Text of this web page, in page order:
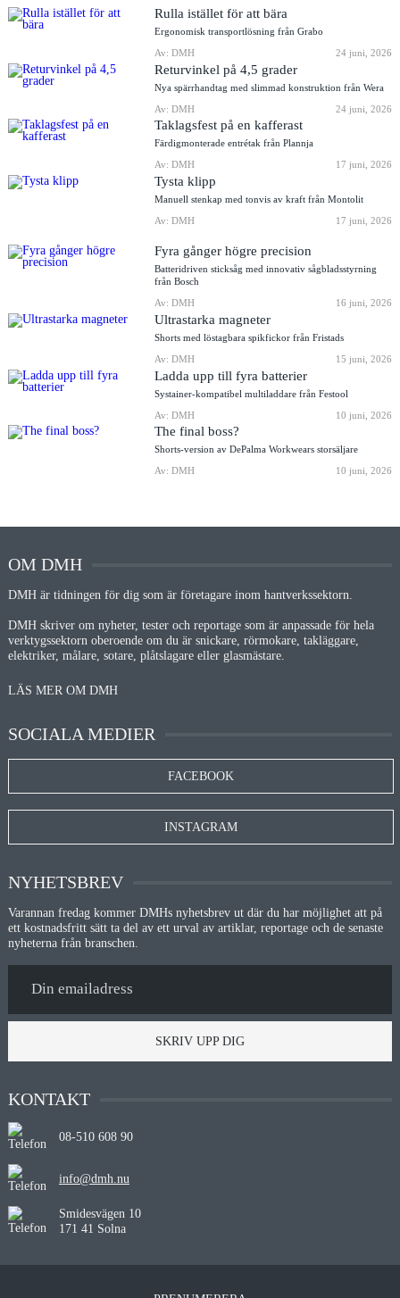
Rulla istället för att bära
Ergonomisk transportlösning från Grabo
Av: DMH
24 juni, 2026
Returvinkel på 4,5 grader
Nya spärrhandtag med slimmad konstruktion från Wera
Av: DMH
24 juni, 2026
Taklagsfest på en kafferast
Färdigmonterade entrétak från Plannja
Av: DMH
17 juni, 2026
Tysta klipp
Manuell stenkap med tonvis av kraft från Montolit
Av: DMH
17 juni, 2026
Fyra gånger högre precision
Batteridriven sticksåg med innovativ sågbladsstyrning
från Bosch
Av: DMH
16 juni, 2026
Ultrastarka magneter
Shorts med löstagbara spikfickor från Fristads
Av: DMH
15 juni, 2026
Ladda upp till fyra batterier
Systainer-kompatibel multiladdare från Festool
Av: DMH
10 juni, 2026
The final boss?
Shorts-version av DePalma Workwears storsäljare
Av: DMH
10 juni, 2026
OM DMH
DMH är tidningen för dig som är företagare inom hantverkssektorn.
DMH skriver om nyheter, tester och reportage som är anpassade för hela
verktygssektorn oberoende om du är snickare, rörmokare, takläggare,
elektriker, målare, sotare, plåtslagare eller glasmästare.
LÄS MER OM DMH
SOCIALA MEDIER
FACEBOOK
INSTAGRAM
NYHETSBREV
Varannan fredag kommer DMHs nyhetsbrev ut där du har möjlighet att på
ett kostnadsfritt sätt ta del av ett urval av artiklar, reportage och de senaste
nyheterna från branschen.
SKRIV UPP DIG
KONTAKT
08-510 608 90
info@dmh.nu
Smidesvägen 10
171 41 Solna